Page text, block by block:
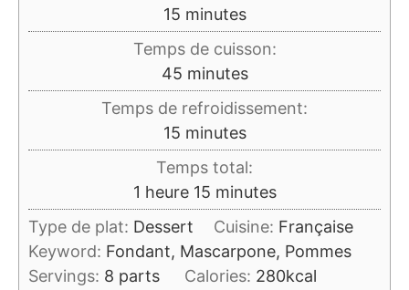
15minutes
minutes
Temps de cuisson:
45minutes
minutes
Temps de refroidissement:
15minutes
minutes
Temps total:
1 heure
heure 15minutes
minutes
Type de plat: Dessert Cuisine: Française
Keyword: Fondant, Mascarpone, Pommes
Servings: 8 parts Calories: 280kcal